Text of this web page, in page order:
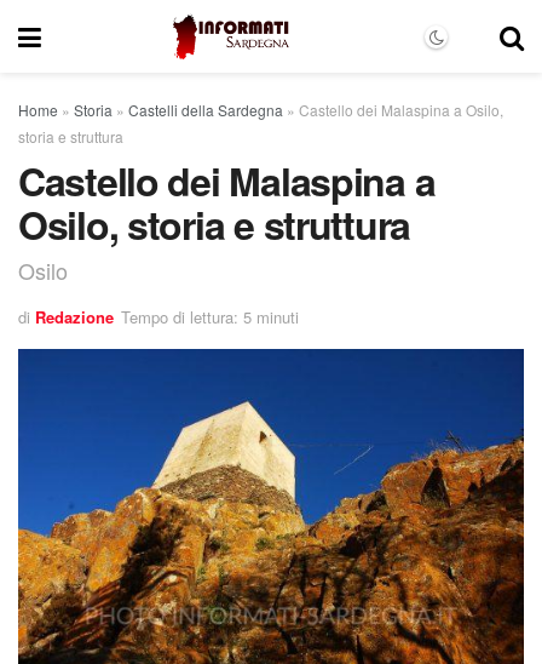
Home » Storia » Castelli della Sardegna » Castello dei Malaspina a Osilo,
storia e struttura
Castello dei Malaspina a
Osilo, storia e struttura
Osilo
di Redazione Tempo di lettura: 5 minuti